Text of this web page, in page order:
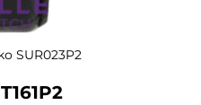
SUR023P2